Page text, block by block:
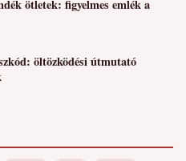
ötletek: figyelmes emlék a
öltözködési útmutató